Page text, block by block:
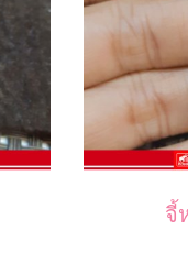
จี้